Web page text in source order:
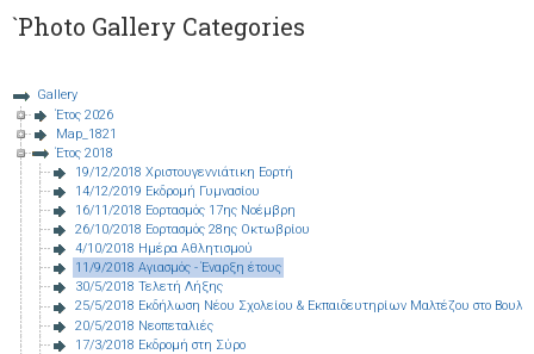
`Photo Gallery Categories
Gallery
Έτος 2026
Map_1821
Έτος 2018
19/12/2018 Χριστουγεννιάτικη Εορτή
14/12/2019 Εκδρομή Γυμνασίου
16/11/2018 Εορτασμός 17ης Νοέμβρη
26/10/2018 Εορτασμός 28ης Οκτωβρίου
4/10/2018 Ημέρα Αθλητισμού
11/9/2018 Αγιασμός - Έναρξη έτους
30/5/2018 Τελετή Λήξης
25/5/2018 Εκδήλωση Νέου Σχολείου & Εκπαιδευτηρίων Μαλτέζου στο
20/5/2018 Νεοπεταλιές
17/3/2018 Εκδρομή στη Σύρο